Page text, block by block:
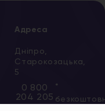
Адреса
Дніпро,
Старокозацька,
5
0 800
204 205
*